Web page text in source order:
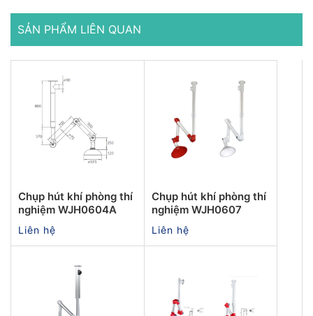
SẢN PHẨM LIÊN QUAN
Chụp hút khí phòng thí
nghiệm WJH0604A
Liên hệ
Chụp hút khí phòng thí
nghiệm WJH0607
Liên hệ